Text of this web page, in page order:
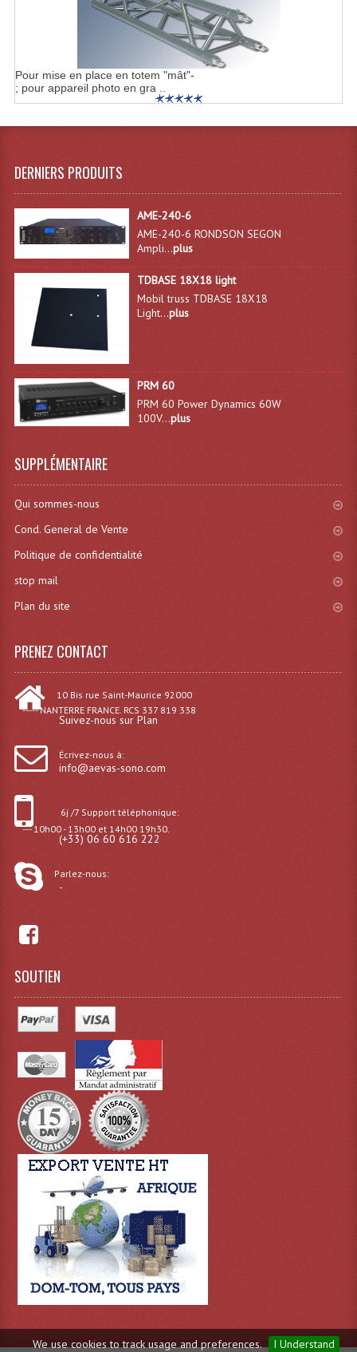
We use cookies to track usage and preferences. I Understand
Lasers (Effets Volumetriques)
Lasers D'extérieur Multi-Points
Effets Lumineux À Leds
Electronique Commande Light
Blocs De Puissance
Chenillards Modulateurs
Consoles Éclairage DMX
Dispatches
Flexibles Lumineux Leds
Guirlandes Lumineuse
Ampoules - Tubes Lumière Noire Black Gun
Lampes Leds
Lampes PAR
Les Packs Light
Projecteur Led Sur Batterie
Projecteurs À Leds D'extérieurs
Projecteurs Barres De Leds
Projecteurs Déco À Leds
Projecteurs Leds
Projecteurs Plafonniers Et Encastrés
Projecteurs Théâtre Led
Projecteurs Traditionnels
Projecteurs Cycliodes
Projecteurs Découpes
Pour mise en place en totem "mât"-
; pour appareil photo en gra ..
DERNIERS PRODUITS
AME-240-6
AME-240-6 RONDSON SEGON
Ampli...plus
TDBASE 18X18 light
Mobil truss TDBASE 18X18
Light...plus
PRM 60
PRM 60 Power Dynamics 60W
100V...plus
SUPPLÉMENTAIRE
Qui sommes-nous
Cond. General de Vente
Politique de confidentialité
stop mail
Plan du site
PRENEZ CONTACT
10 Bis rue Saint-Maurice 92000
----- NANTERRE FRANCE. RCS 337 819 338
Suivez-nous sur Plan
Écrivez-nous à:
info@aevas-sono.com
6j /7 Support téléphonique:
--- 10h00 - 13h00 et 14h00 19h30.
(+33) 06 60 616 222
Parlez-nous:
-
SOUTIEN